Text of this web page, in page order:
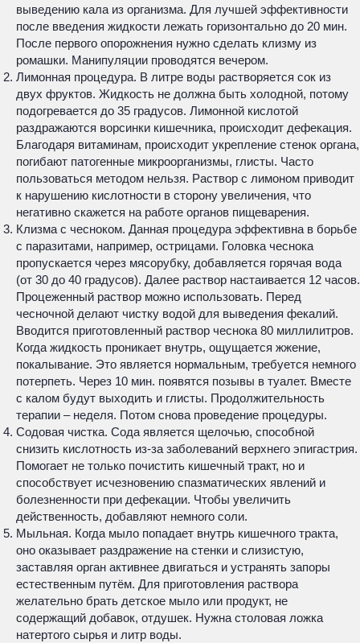
выведению кала из организма. Для лучшей эффективности
после введения жидкости лежать горизонтально до 20 мин.
После первого опорожнения нужно сделать клизму из
ромашки. Манипуляции проводятся вечером.
Лимонная процедура. В литре воды растворяется сок из
двух фруктов. Жидкость не должна быть холодной, потому
подогревается до 35 градусов. Лимонной кислотой
раздражаются ворсинки кишечника, происходит дефекация.
Благодаря витаминам, происходит укрепление стенок органа,
погибают патогенные микроорганизмы, глисты. Часто
пользоваться методом нельзя. Раствор с лимоном приводит
к нарушению кислотности в сторону увеличения, что
негативно скажется на работе органов пищеварения.
Клизма с чесноком. Данная процедура эффективна в борьбе
с паразитами, например, острицами. Головка чеснока
пропускается через мясорубку, добавляется горячая вода
(от 30 до 40 градусов). Далее раствор настаивается 12 часов.
Процеженный раствор можно использовать. Перед
чесночной делают чистку водой для выведения фекалий.
Вводится приготовленный раствор чеснока 80 миллилитров.
Когда жидкость проникает внутрь, ощущается жжение,
покалывание. Это является нормальным, требуется немного
потерпеть. Через 10 мин. появятся позывы в туалет. Вместе
с калом будут выходить и глисты. Продолжительность
терапии – неделя. Потом снова проведение процедуры.
Содовая чистка. Сода является щелочью, способной
снизить кислотность из-за заболеваний верхнего эпигастрия.
Помогает не только почистить кишечный тракт, но и
способствует исчезновению спазматических явлений и
болезненности при дефекации. Чтобы увеличить
действенность, добавляют немного соли.
Мыльная. Когда мыло попадает внутрь кишечного тракта,
оно оказывает раздражение на стенки и слизистую,
заставляя орган активнее двигаться и устранять запоры
естественным путём. Для приготовления раствора
желательно брать детское мыло или продукт, не
содержащий добавок, отдушек. Нужна столовая ложка
натертого сырья и литр воды.